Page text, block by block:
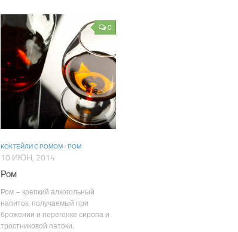
0
КОКТЕЙЛИ С РОМОМ/РОМ
10 ИЮН, 2014
Ром
Ром – крепкий алкогольный
напиток, получаемый при
брожении и перегонке сиропа и
тростниковой патоки,